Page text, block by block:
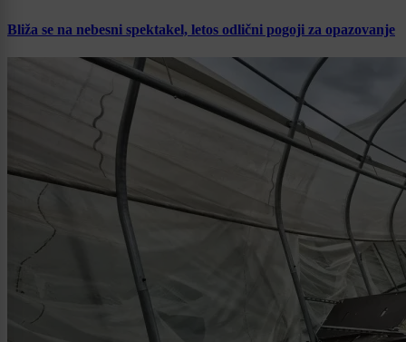
Bliža se na nebesni spektakel, letos odlični pogoji za opazovanje